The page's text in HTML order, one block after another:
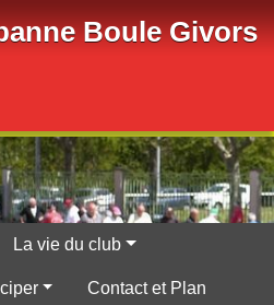
Boule Givors
La vie du club
Contact et Plan